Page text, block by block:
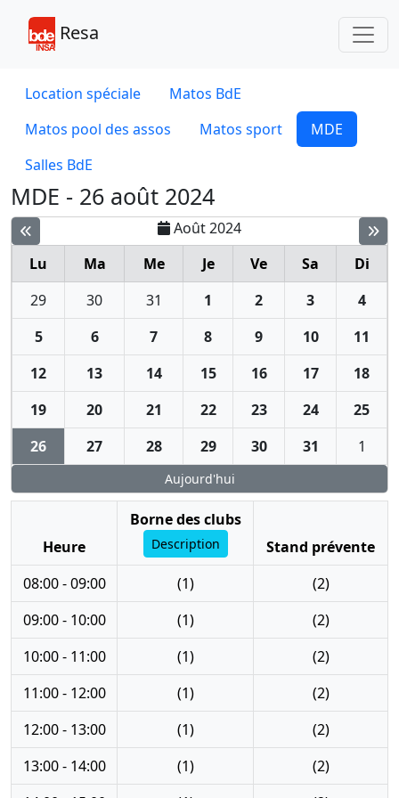
Resa
Location spéciale
Matos BdE
Matos pool des assos
Matos sport
MDE
Salles BdE
MDE - 26 août 2024
Août 2024
Lu
Ma Me Je Ve Sa
Di
29
30 31 1 2 3
4
5
6 7 8 9 10
11
12
13 14 15 16 17
18
19
20 21 22 23 24
25
26
27 28 29 30 31 1
Aujourd'hui
Heure
Borne des clubs
Description
Stand prévente
08:00 - 09:00
(1)
(2)
09:00 - 10:00
(1)
(2)
10:00 - 11:00
(1)
(2)
11:00 - 12:00
(1)
(2)
12:00 - 13:00
(1)
(2)
13:00 - 14:00
(1)
(2)